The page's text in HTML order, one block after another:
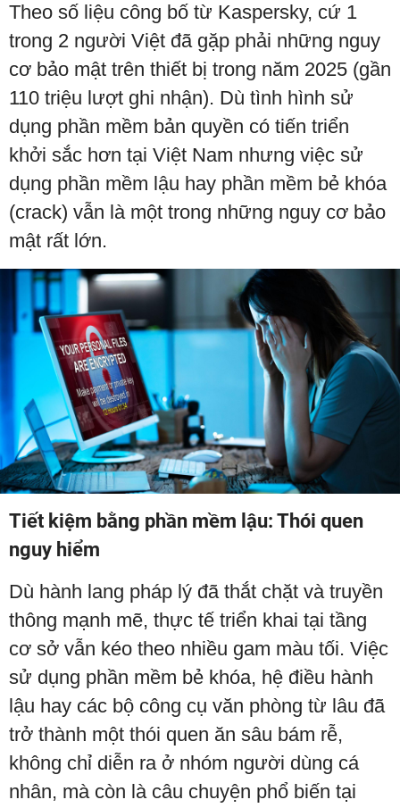
Theo số liệu công bố từ Kaspersky, cứ 1
trong 2 người Việt đã gặp phải những nguy
cơ bảo mật trên thiết bị trong năm 2025 (gần
110 triệu lượt ghi nhận). Dù tình hình sử
dụng phần mềm bản quyền có tiến triển
khởi sắc hơn tại Việt Nam nhưng việc sử
dụng phần mềm lậu hay phần mềm bẻ khóa
(crack) vẫn là một trong những nguy cơ bảo
mật rất lớn.
Tiết kiệm bằng phần mềm lậu: Thói quen
nguy hiểm
Dù hành lang pháp lý đã thắt chặt và truyền
thông mạnh mẽ, thực tế triển khai tại tầng
cơ sở vẫn kéo theo nhiều gam màu tối. Việc
sử dụng phần mềm bẻ khóa, hệ điều hành
lậu hay các bộ công cụ văn phòng từ lâu đã
trở thành một thói quen ăn sâu bám rễ,
không chỉ diễn ra ở nhóm người dùng cá
nhân, mà còn là câu chuyện phổ biến tại